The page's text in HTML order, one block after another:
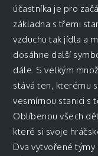
účastníka je pro
základna s třemi
vzduchu tak jídla a
dosáhne další
dále. S velkým
stává ten, kterému
vesmírnou stanici s
Oblíbenou všech
které si svoje
Dva vytvořené týmy